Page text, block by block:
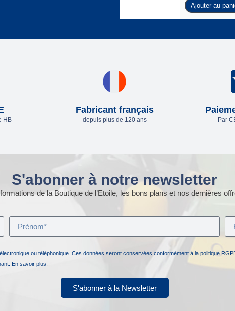
Ajouter au
HB
Fabricant français
depuis plus de 120 ans Par
S'abonner à notre newsletter
de la Boutique de l’Etoile, les bons plans et nos dernières
ou téléphonique. Ces données seront conservées conformément à la politique
En savoir plus.
S'abonner à la Newsletter